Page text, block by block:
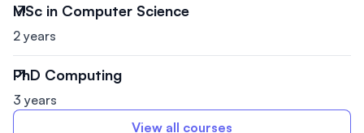
MSc in Computer Science
2 years
PhD Computing
3 years
View all courses